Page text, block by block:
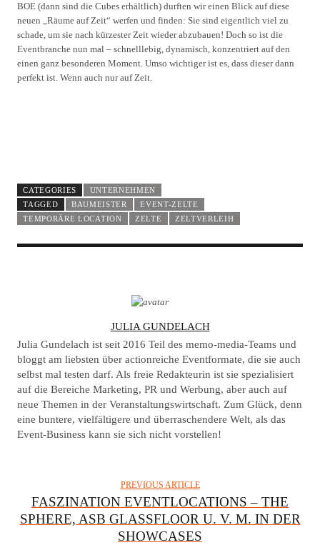
BOE (dann sind die Cubes erhältlich) durften wir einen Blick auf diese
neuen „Räume auf Zeit“ werfen und finden: Sie sind eigentlich viel zu
schade, um sie nach kürzester Zeit wieder abzubauen! Doch so ist die
Eventbranche nun mal – schnelllebig, dynamisch, konzentriert auf den
einen ganz besonderen Moment. Umso wichtiger ist es, dass dieser dann
perfekt ist. Wenn auch nur auf Zeit.
CATEGORIES
UNTERNEHMEN
TAGGED
BAUMEISTER
EVENT-ZELTE
TEMPORÄRE LOCATION
ZELTE ZELTVERLEIH
U
T
H
O
R
JULIA GUNDELACH
Julia Gundelach ist seit 2016 Teil des memo-media-Teams und
bloggt am liebsten über actionreiche Eventformate, die sie auch
selbst mal testen darf. Als freie Redakteurin ist sie spezialisiert
auf die Bereiche Marketing, PR und Werbung, aber auch auf
neue Themen in der Veranstaltungswirtschaft. Zum Glück, denn
eine buntere, vielfältigere und überraschendere Welt, als das
Event-Business kann sie sich nicht vorstellen!
PREVIOUS ARTICLE
FASZINATION EVENTLOCATIONS – THE
SPHERE, ASB GLASSFLOOR U. V. M. IN DER
SHOWCASES